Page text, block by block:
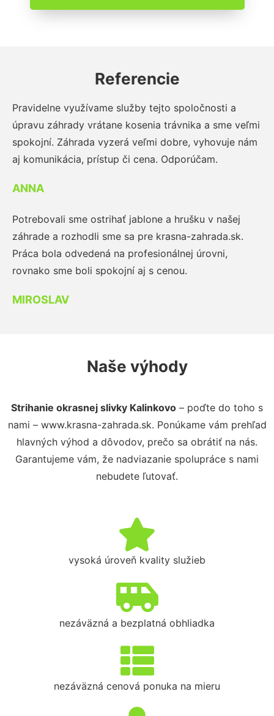
Referencie
Pravidelne využívame služby tejto spoločnosti a
úpravu záhrady vrátane kosenia trávnika a sme veľmi
spokojní. Záhrada vyzerá veľmi dobre, vyhovuje nám
aj komunikácia, prístup či cena. Odporúčam.
ANNA
Potrebovali sme ostrihať jablone a hrušku v našej
záhrade a rozhodli sme sa pre krasna-zahrada.sk.
Práca bola odvedená na profesionálnej úrovni,
rovnako sme boli spokojní aj s cenou.
MIROSLAV
Naše výhody
Strihanie okrasnej slivky Kalinkovo – poďte do toho s
nami – www.krasna-zahrada.sk. Ponúkame vám prehľad
hlavných výhod a dôvodov, prečo sa obrátiť na nás.
Garantujeme vám, že nadviazanie spolupráce s nami
nebudete ľutovať.
vysoká úroveň kvality služieb
nezáväzná a bezplatná obhliadka
nezáväzná cenová ponuka na mieru